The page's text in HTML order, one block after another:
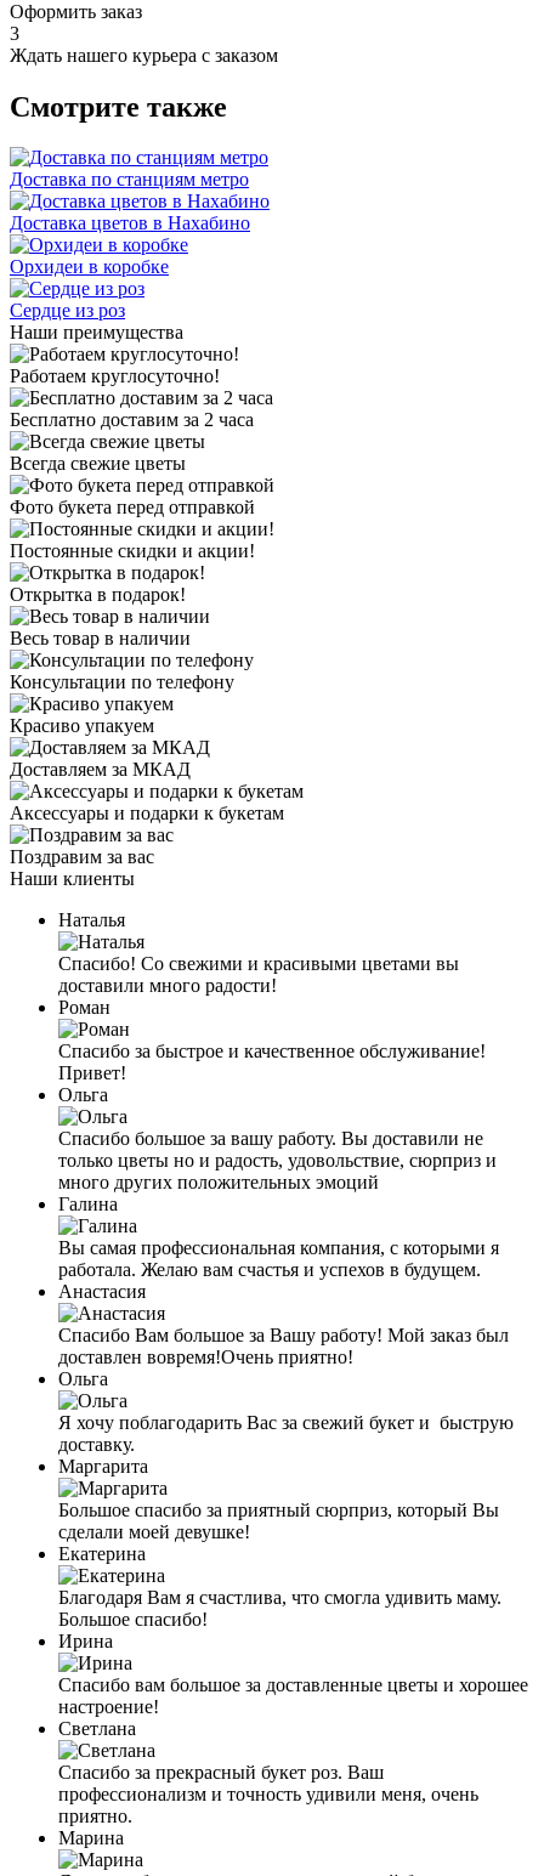
Оформить заказ
3
Ждать нашего курьера с заказом
Смотрите также
Доставка по станциям метро
Доставка цветов в Нахабино
Орхидеи в коробке
Сердце из роз
Наши преимущества
Работаем круглосуточно!
Бесплатно доставим за 2 часа
Всегда свежие цветы
Фото букета перед отправкой
Постоянные скидки и акции!
Открытка в подарок!
Весь товар в наличии
Консультации по телефону
Красиво упакуем
Доставляем за МКАД
Аксессуары и подарки к букетам
Поздравим за вас
Наши клиенты
Наталья
Спасибо! Со свежими и красивыми цветами вы
доставили много радости!
Роман
Спасибо за быстрое и качественное обслуживание!
Привет!
Ольга
Спасибо большое за вашу работу. Вы доставили не
только цветы но и радость, удовольствие, сюрприз и
много других положительных эмоций
Галина
Вы самая профессиональная компания, с которыми я
работала. Желаю вам счастья и успехов в будущем.
Анастасия
Спасибо Вам большое за Вашу работу! Мой заказ был
доставлен вовремя!Очень приятно!
Ольга
Я хочу поблагодарить Вас за свежий букет и быструю
доставку.
Маргарита
Большое спасибо за приятный сюрприз, который Вы
сделали моей девушке!
Екатерина
Благодаря Вам я счастливa, что смогла удивить маму.
Большое спасибо!
Ирина
Спасибо вам большое за доставленные цветы и хорошее
настроение!
Светлана
Спасибо за прекрасный букет роз. Ваш
профессионализм и точность удивили меня, очень
приятно.
Марина